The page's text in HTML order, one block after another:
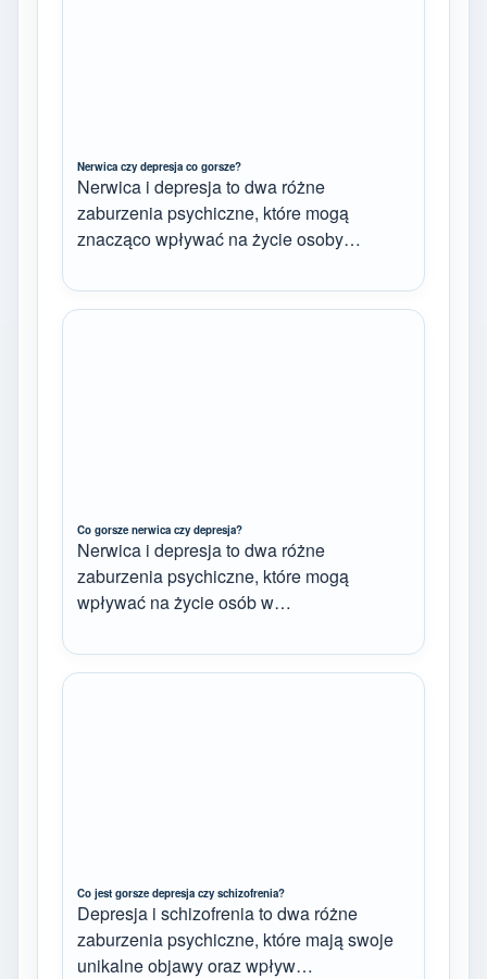
Nerwica czy depresja co gorsze?
Nerwica i depresja to dwa różne
zaburzenia psychiczne, które mogą
znacząco wpływać na życie osoby…
Co gorsze nerwica czy depresja?
Nerwica i depresja to dwa różne
zaburzenia psychiczne, które mogą
wpływać na życie osób w…
Co jest gorsze depresja czy schizofrenia?
Depresja i schizofrenia to dwa różne
zaburzenia psychiczne, które mają swoje
unikalne objawy oraz wpływ…